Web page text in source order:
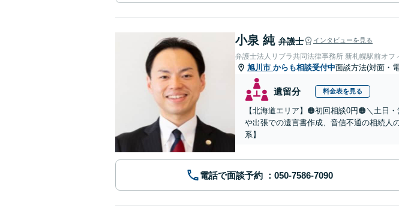
小泉 純 弁護士 インタビューを見る
弁護士法人リブラ共同法律事務所 新札幌駅前オフ
旭川市 からも相談受付中面談方法(対面・
遺留分 料金表を見る
【北海道エリア】🟠初回相談0円🟠＼土日
や出張での遺言書作成、音信不通の相続人
系】
電話で面談予約